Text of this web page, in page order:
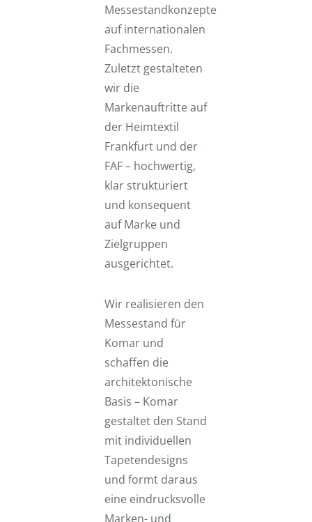
Messestandkonzepte
auf internationalen
Fachmessen.
Zuletzt gestalteten
wir die
Markenauftritte auf
der Heimtextil
Frankfurt und der
FAF – hochwertig,
klar strukturiert
und konsequent
auf Marke und
Zielgruppen
ausgerichtet.
Wir realisieren den
Messestand für
Komar und
schaffen die
architektonische
Basis – Komar
gestaltet den Stand
mit individuellen
Tapetendesigns
und formt daraus
eine eindrucksvolle
Marken- und